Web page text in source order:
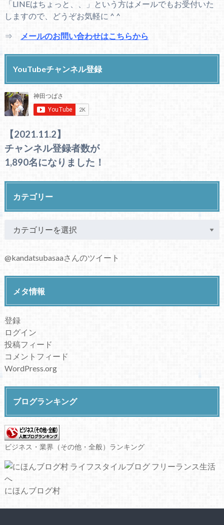
「LINEはちょっと、、」という方はメールでもお受付いた
しますので、どうぞお気軽に ^ ^
⇒ メールのお問い合わせはこちらから
YouTubeチャンネル登録
【2021.11.2】
チャンネル登録者数が
1,890名になりました！
カテゴリー
@kandatsubasaaさんのツイート
メタ情報
登録
ログイン
投稿フィード
コメントフィード
WordPress.org
ブログランキング
ビジネス・業界（その他・全般）ランキング
にほんブログ村